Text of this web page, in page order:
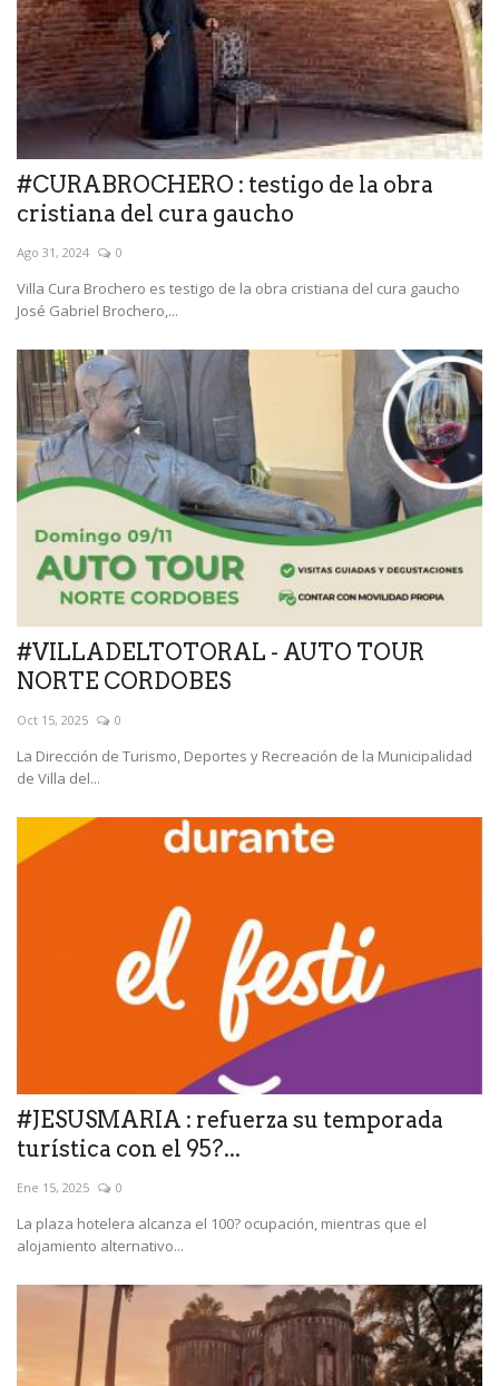
#CURABROCHERO : testigo de la obra
cristiana del cura gaucho
Ago 31, 2024 0
Villa Cura Brochero es testigo de la obra cristiana del cura gaucho
José Gabriel Brochero,...
#VILLADELTOTORAL - AUTO TOUR
NORTE CORDOBES
Oct 15, 2025 0
La Dirección de Turismo, Deportes y Recreación de la Municipalidad
de Villa del...
#JESUSMARIA : refuerza su temporada
turística con el 95?...
Ene 15, 2025 0
La plaza hotelera alcanza el 100? ocupación, mientras que el
alojamiento alternativo...